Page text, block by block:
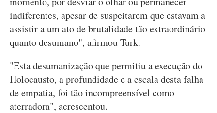
indiferentes, apesar de suspeitarem que estavam a
assistir a um ato de brutalidade tão extraordinário
quanto desumano", afirmou Turk.
"Esta desumanização que permitiu a execução do
Holocausto, a profundidade e a escala desta falha
de empatia, foi tão incompreensível como
aterradora", acrescentou.